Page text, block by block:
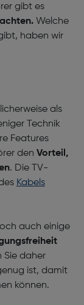
gibt es
Welche
haben wir
als
Technik
Features
den Vorteil,
. Die TV-
Kabels
auch einige
Sie daher
ist, damit
können.